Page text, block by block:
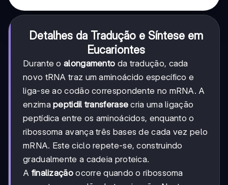
Detalhes da Tradução e Síntese em
Eucariontes
Durante o alongamento da tradução, cada
novo tRNA traz um aminoácido específico e
liga-se ao codão correspondente no mRNA. A
enzimapeptidil transferase cria uma ligação
peptídica entre os aminoácidos, enquanto o
ribossoma avança três bases de cada vez pelo
mRNA. Este ciclo repete-se, construindo
gradualmente a cadeia proteica.
A finalizaçãoocorre quando o ribossoma